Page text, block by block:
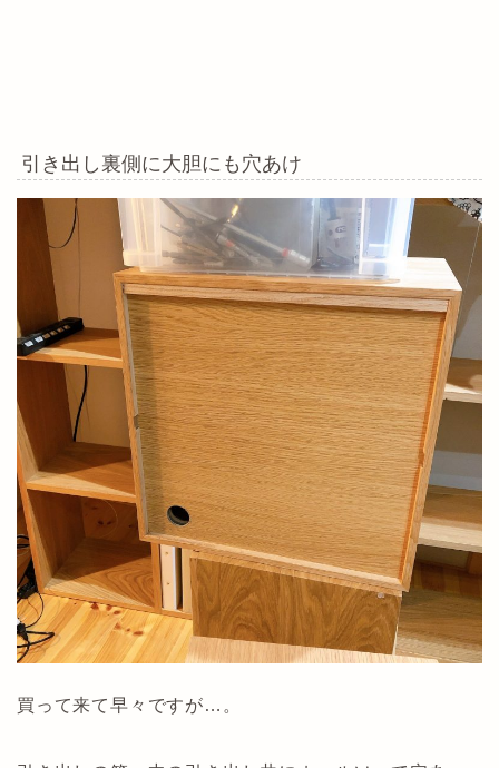
引き出し裏側に大胆にも穴あけ
買って来て早々ですが…。